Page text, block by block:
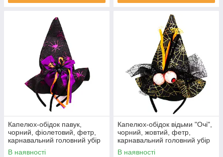
Капелюх-обідок павук,
чорний, фіолетовий, фетр,
карнавальний головний убір
для вечірок (513283-2)
В наявності
Капелюх-обідок відьми "Очі",
чорний, жовтий, фетр,
карнавальний головний убір
для вечірок (513283-3)
В наявності